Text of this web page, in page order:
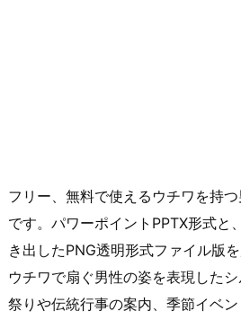
フリー、無料で使えるウチワを持
です。パワーポイントPPTX形式と
き出したPNG透明形式ファイル版を
ウチワで扇ぐ男性の姿を表現した
祭りや伝統行事の案内、季節イベ